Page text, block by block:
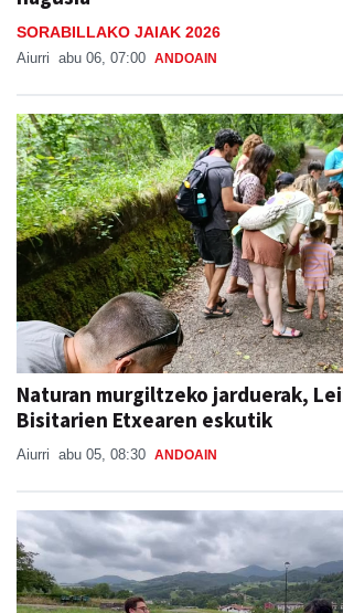
Aiurri
Naturan murgiltzeko jarduerak,
Bisitarien Etxearen eskutik
Aiurri abu 05, 08:30 ANDOAIN